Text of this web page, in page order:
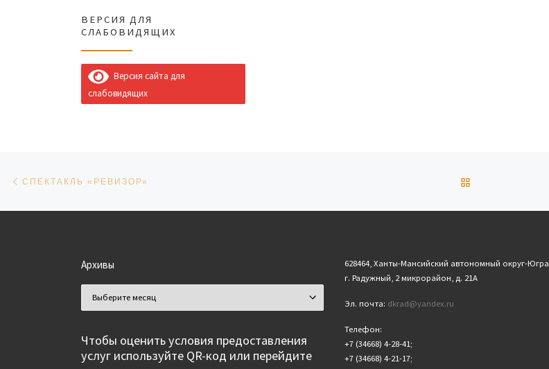
ВЕРСИЯ ДЛЯ
СЛАБОВИДЯЩИХ
Версия сайта для
слабовидящих
Навигация по записям
СПЕКТАКЛЬ «РЕВИЗОР»
Архивы
Чтобы оценить условия предоставления
услуг используйте QR-код или перейдите
628464, Ханты-Мансийский автономный округ-Югра,
г. Радужный, 2 микрорайон, д. 21А
Эл. почта: dkrad@yandex.ru
Телефон:
+7 (34668) 4-28-41;
+7 (34668) 4-21-17;